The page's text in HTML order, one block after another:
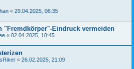
« 29.04.2025, 06:35
"Fremdkörper"-Eindruck vermeiden
« 02.04.2025, 10:45
« 26.02.2025, 21:09